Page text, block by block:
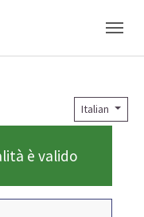
Italian
è valido